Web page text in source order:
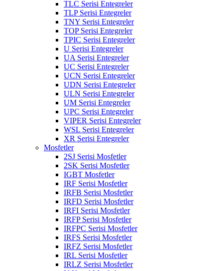
TLC Serisi Entegreler
TLP Serisi Entegreler
TNY Serisi Entegreler
TOP Serisi Entegreler
TPIC Serisi Entegreler
U Serisi Entegreler
UA Serisi Entegreler
UC Serisi Entegreler
UCN Serisi Entegreler
UDN Serisi Entegreler
ULN Serisi Entegreler
UM Serisi Entegreler
UPC Serisi Entegreler
VIPER Serisi Entegreler
WSL Serisi Entegreler
XR Serisi Entegreler
Mosfetler
2SJ Serisi Mosfetler
2SK Serisi Mosfetler
IGBT Mosfetler
IRF Serisi Mosfetler
IRFB Serisi Mosfetler
IRFD Serisi Mosfetler
IRFI Serisi Mosfetler
IRFP Serisi Mosfetler
IRFPC Serisi Mosfetler
IRFS Serisi Mosfetler
IRFZ Serisi Mosfetler
IRL Serisi Mosfetler
IRLZ Serisi Mosfetler